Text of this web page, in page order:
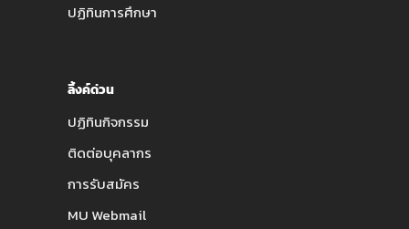
ปฏิทินการศึกษา
ลิ้งค์ด่วน
ปฏิทินกิจกรรม
ติดต่อบุคลากร
การรับสมัคร
MU Webmail